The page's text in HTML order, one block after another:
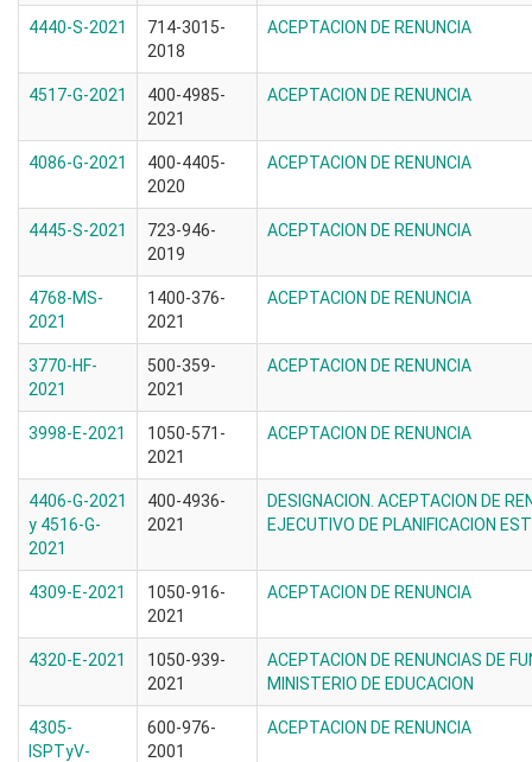
4440-S-2021
714-3015-
2018
ACEPTACION DE RENUNCIA
4517-G-2021
400-4985-
2021
ACEPTACION DE RENUNCIA
4086-G-2021
400-4405-
2020
ACEPTACION DE RENUNCIA
4445-S-2021
723-946-
2019
ACEPTACION DE RENUNCIA
4768-MS-
2021
1400-376-
2021
ACEPTACION DE RENUNCIA
3770-HF-
2021
500-359-
2021
ACEPTACION DE RENUNCIA
3998-E-2021
1050-571-
2021
ACEPTACION DE RENUNCIA
4406-G-2021
y 4516-G-
2021
400-4936-
2021
DESIGNACION. ACEPTACION DE
EJECUTIVO DE PLANIFICACION
4309-E-2021
1050-916-
2021
ACEPTACION DE RENUNCIA
4320-E-2021
1050-939-
2021
ACEPTACION DE RENUNCIAS DE
MINISTERIO DE EDUCACION
4305-
ISPTyV-
600-976-
2001
ACEPTACION DE RENUNCIA